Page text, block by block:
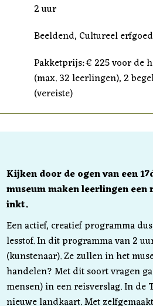
2 uur
Beeldend, Cultureel erfgoed
Pakketprijs: € 225 voor de
(max. 32 leerlingen), 2
(vereiste)
Kijken door de ogen van een
museum maken leerlingen
inkt.
Een actief, creatief programma
lesstof. In dit programma van 2
(kunstenaar). Ze zullen in het
handelen? Met dit soort vragen
mensen) in een reisverslag. In de
nieuwe landkaart. Met